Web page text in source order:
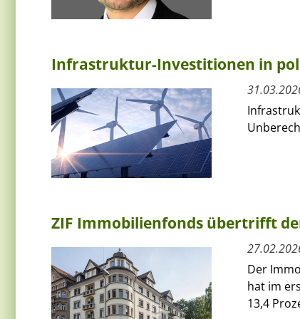
Infrastruktur-Investitionen in
ZIF Immobilienfonds übertrifft
Der
hat im
13,4